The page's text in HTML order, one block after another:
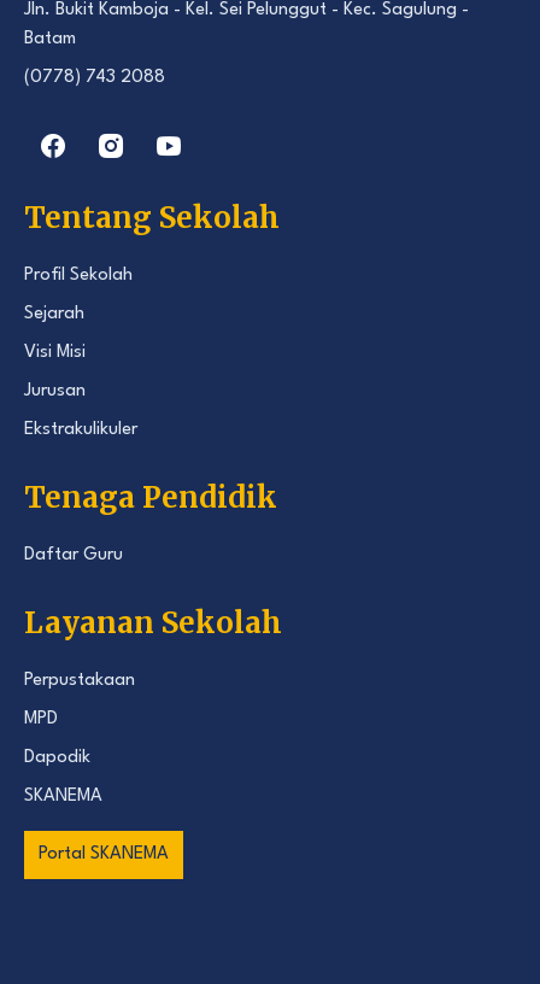
Jln. Bukit Kamboja - Kel. Sei Pelunggut - Kec. Sagulung -
Batam
(0778) 743 2088
Tentang Sekolah
Profil Sekolah
Sejarah
Visi Misi
Jurusan
Ekstrakulikuler
Tenaga Pendidik
Daftar Guru
Layanan Sekolah
Perpustakaan
MPD
Dapodik
SKANEMA
Portal SKANEMA